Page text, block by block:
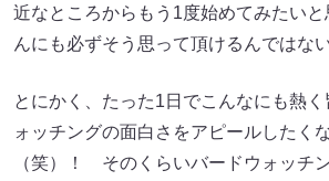
近なところからもう1度始めてみたいと
んにも必ずそう思って頂けるんではな
とにかく、たった1日でこんなにも熱
ォッチングの面白さをアピールしたく
（笑）！ そのくらいバードウォッチ